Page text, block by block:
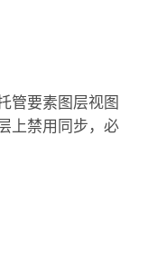
管要素图层视图
上禁用同步，必